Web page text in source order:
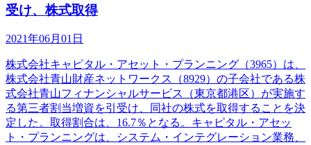
受け、株式取得
2021年06月01日
株式会社キャピタル・アセット・プランニング（3965）は、
株式会社青山財産ネットワークス（8929）の子会社である株
式会社青山フィナンシャルサービス（東京都港区）が実施す
る第三者割当増資を引受け、同社の株式を取得することを決
定した。取得割合は、16.7％となる。キャピタル・アセッ
ト・プランニングは、システム・インテグレーション業務、